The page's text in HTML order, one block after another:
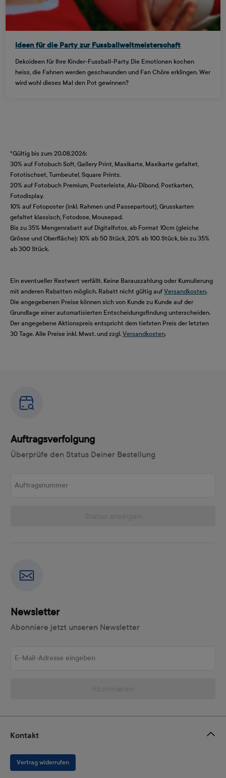
Ideen für die Party zur Fussballweltmeisterschaft
Dekoideen für Ihre Kinder-Fussball-Party. Die Emotionen kochen
heiss, die Fahnen werden geschwunden und Fan Chöre erklingen. Wer
wird wohl dieses Mal den Pot gewinnen?
*Gültig bis zum 20.08.2026:
30% auf Fotobuch Soft, Gallery Print, Maxikarte, Maxikarte gefaltet,
Fototischset, Turnbeutel, Square Prints.
20% auf Fotobuch Premium, Posterleiste, Alu-Dibond, Postkarten,
Fotodisplay.
10% auf Fotoposter (inkl. Rahmen und Passepartout), Grusskarten
gefaltet klassisch, Fotodose, Mousepad.
Bis zu 35% Mengenrabatt auf Digitalfotos, ab Format 10cm (gleiche
Grösse und Oberfläche): 10% ab 50 Stück, 20% ab 100 Stück, bis zu 35%
ab 300 Stück.
Ein eventueller Restwert verfällt. Keine Barauszahlung oder Kumulierung
mit anderen Rabatten möglich. Rabatt nicht gültig auf Versandkosten.
Die angegebenen Preise können sich von Kunde zu Kunde auf der
Grundlage einer automatisierten Entscheidungsfindung unterscheiden.
Der angegebene Aktionspreis entspricht dem tiefsten Preis der letzten
30 Tage. Alle Preise inkl. Mwst. und zzgl. Versandkosten.
Auftragsverfolgung
Überprüfe den Status Deiner Bestellung
Newsletter
Abonniere jetzt unseren Newsletter
Kontakt
Vertrag widerrufen